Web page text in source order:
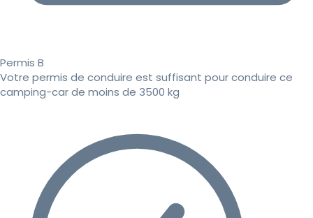
Permis B
Votre permis de conduire est suffisant pour conduire ce
camping-car de moins de 3500 kg